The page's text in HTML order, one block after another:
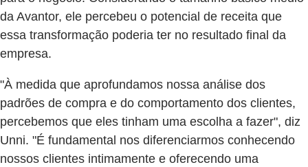
da Avantor, ele percebeu o potencial de receita que
essa transformação poderia ter no resultado final da
empresa.
"À medida que aprofundamos nossa análise dos
padrões de compra e do comportamento dos clientes,
percebemos que eles tinham uma escolha a fazer", diz
Unni. "É fundamental nos diferenciarmos conhecendo
nossos clientes intimamente e oferecendo uma